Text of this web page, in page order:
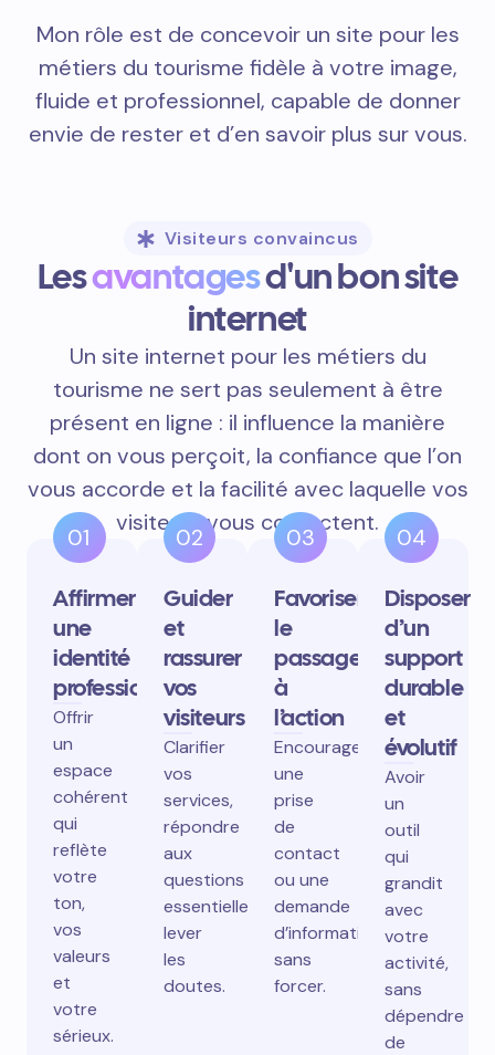
Mon rôle est de concevoir un site pour les
métiers du tourisme fidèle à votre image,
fluide et professionnel, capable de donner
envie de rester et d’en savoir plus sur vous.
Visiteurs convaincus
Lesavantagesd'un bon site
internet
Un site internet pour les métiers du
tourisme ne sert pas seulement à être
présent en ligne : il influence la manière
dont on vous perçoit, la confiance que l’on
vous accorde et la facilité avec laquelle vos
visiteurs vous contactent.
01
Affirmer
une
identité
professionnelle
Offrir
un
espace
cohérent
qui
reflète
votre
ton,
vos
valeurs
et
votre
sérieux.
02
Guider
et
rassurer
vos
visiteurs
Clarifier
vos
services,
répondre
aux
questions
essentielles,
lever
les
doutes.
03
Favoriser
le
passage
à
l’action
Encourager
une
prise
de
contact
ou une
demande
d’information
sans
forcer.
04
Disposer
d’un
support
durable
et
évolutif
Avoir
un
outil
qui
grandit
avec
votre
activité,
sans
dépendre
de